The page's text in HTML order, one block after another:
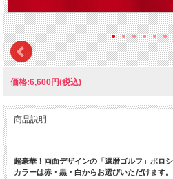
価格:6,600円(税込)
商品説明
超豪華！両面デザインの「還暦ゴルフ」ポロシ
カラーは赤・黒・白からお選びいただけます。